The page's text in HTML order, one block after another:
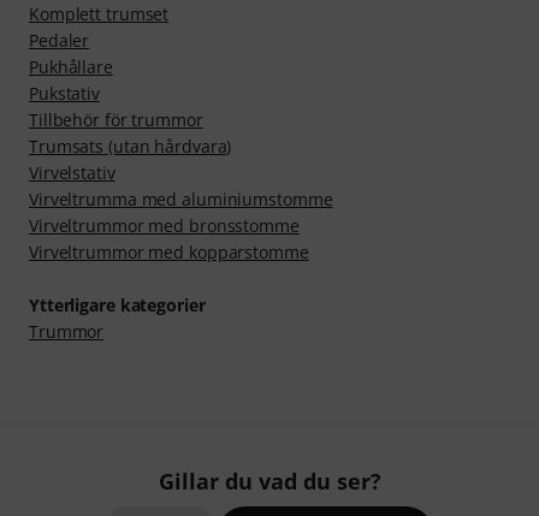
Komplett trumset
Pedaler
Pukhållare
Pukstativ
Tillbehör för trummor
Trumsats (utan hårdvara)
Virvelstativ
Virveltrumma med aluminiumstomme
Virveltrummor med bronsstomme
Virveltrummor med kopparstomme
Ytterligare kategorier
Trummor
Gillar du vad du ser?